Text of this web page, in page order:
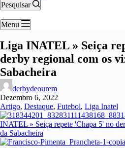
Pesquisar
Menu
Liga INATEL » Seiça
derby regional com os
Sabacheira
derbydeourem
Dezembro 6, 2022
Artigo, Destaque, Futebol, Liga Inatel